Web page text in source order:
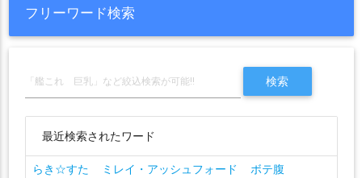
フリーワード検索
最近検索されたワード
らき☆すた ミレイ・アッシュフォード
ボテ腹